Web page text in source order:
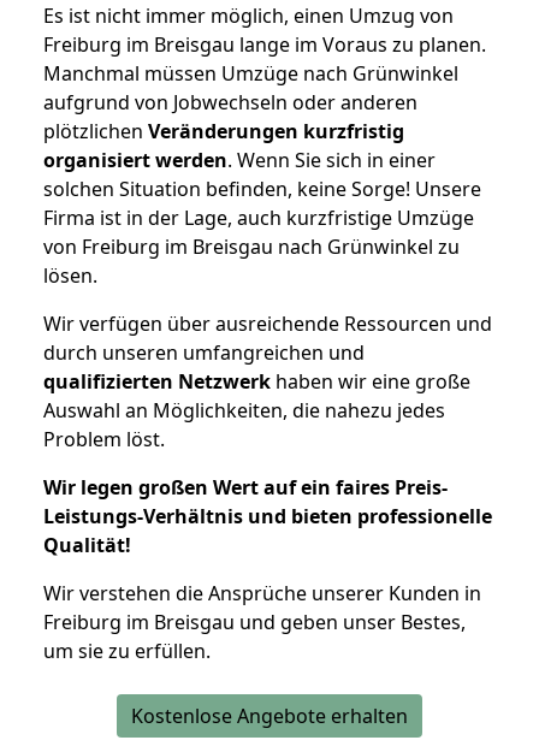
Es ist nicht immer möglich, einen Umzug von
Freiburg im Breisgau lange im Voraus zu planen.
Manchmal müssen Umzüge nach Grünwinkel
aufgrund von Jobwechseln oder anderen
plötzlichen Veränderungen kurzfristig
organisiert werden. Wenn Sie sich in einer
solchen Situation befinden, keine Sorge! Unsere
Firma ist in der Lage, auch kurzfristige Umzüge
von Freiburg im Breisgau nach Grünwinkel zu
lösen.
Wir verfügen über ausreichende Ressourcen und
durch unseren umfangreichen und
qualifizierten Netzwerk haben wir eine große
Auswahl an Möglichkeiten, die nahezu jedes
Problem löst.
Wir legen großen Wert auf ein faires Preis-
Leistungs-Verhältnis und bieten professionelle
Qualität!
Wir verstehen die Ansprüche unserer Kunden in
Freiburg im Breisgau und geben unser Bestes,
um sie zu erfüllen.
Kostenlose Angebote erhalten